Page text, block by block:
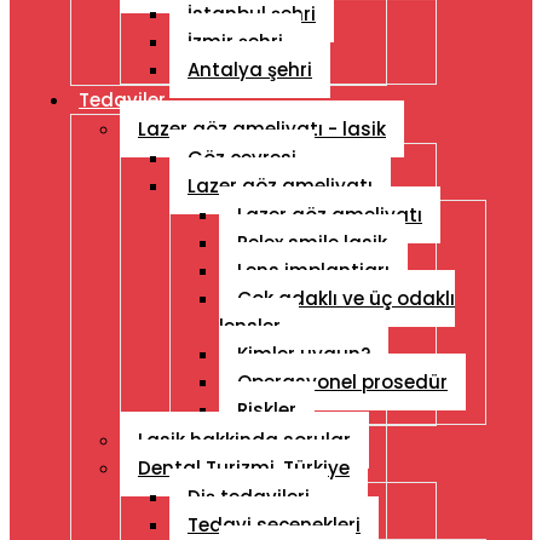
İstanbul şehri
İzmir şehri
Antalya şehri
Tedaviler
Lazer göz ameliyatı - lasik
Göz çevresi
Lazer göz ameliyatı
Lazer göz ameliyatı
Relex smile lasik
Lens implantiarı
Çok adaklı ve üç odaklı
lensler
Kimler uygun?
Operasyonel prosedür
Riskler
Lasik hakkinda sorular
Dental Turizmi, Türkiye
Diş tedavileri
Tedavi seçenekleri